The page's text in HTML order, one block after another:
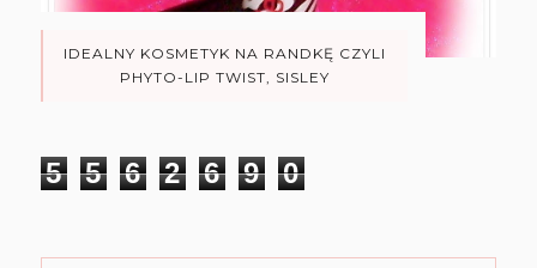
IDEALNY KOSMETYK NA RANDKĘ CZYLI
PHYTO-LIP TWIST, SISLEY
5 5 6 2 6 9 0